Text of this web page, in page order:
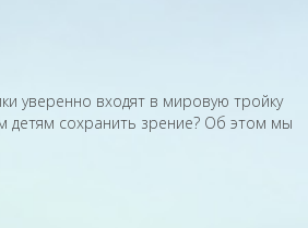
уверенно входят в мировую тройку
детям сохранить зрение? Об этом мы